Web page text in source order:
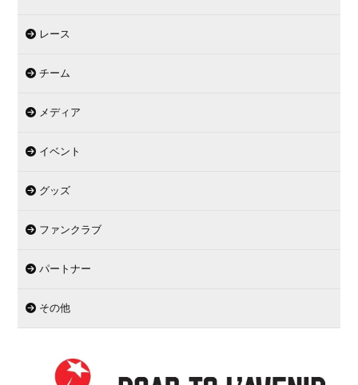
レース
チーム
メディア
イベント
グッズ
ファンクラブ
パートナー
その他